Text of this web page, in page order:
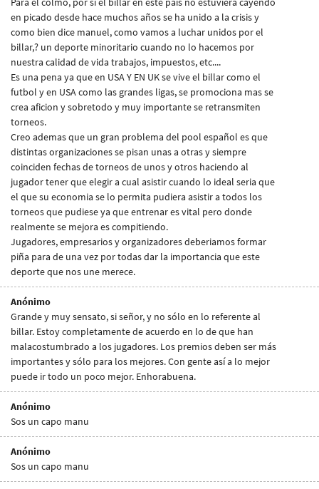
en picado desde hace muchos años se ha unido a la crisis y
como bien dice manuel, como vamos a luchar unidos por el
billar,? un deporte minoritario cuando no lo hacemos por
nuestra calidad de vida trabajos, impuestos, etc....
Es una pena ya que en USA Y EN UK se vive el billar como el
futbol y en USA como las grandes ligas, se promociona mas se
crea aficion y sobretodo y muy importante se retransmiten
torneos.
Creo ademas que un gran problema del pool español es que
distintas organizaciones se pisan unas a otras y siempre
coinciden fechas de torneos de unos y otros haciendo al
jugador tener que elegir a cual asistir cuando lo ideal seria que
el que su economia se lo permita pudiera asistir a todos los
torneos que pudiese ya que entrenar es vital pero donde
realmente se mejora es compitiendo.
Jugadores, empresarios y organizadores deberiamos formar
piña para de una vez por todas dar la importancia que este
deporte que nos une merece.
Anónimo
Grande y muy sensato, si señor, y no sólo en lo referente al
billar. Estoy completamente de acuerdo en lo de que han
malacostumbrado a los jugadores. Los premios deben ser más
importantes y sólo para los mejores. Con gente así a lo mejor
puede ir todo un poco mejor. Enhorabuena.
Anónimo
Sos un capo manu
Anónimo
Sos un capo manu